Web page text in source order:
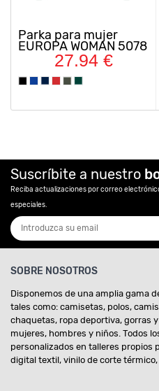
para mujer
WOMAN 5078
27.94 €
Suscríbite a nuestro
Reciba actualizaciones por correo
especiales.
SOBRE NOSOTROS
Disponemos de una amplia gama
tales como: camisetas, polos,
chaquetas, ropa deportiva, gorras
mujeres, hombres y niños. Todos
personalizados en talleres propios
digital textil, vinilo de corte térmico,